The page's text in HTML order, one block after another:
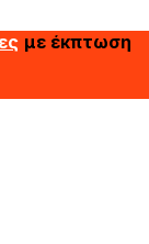
με έκπτωση